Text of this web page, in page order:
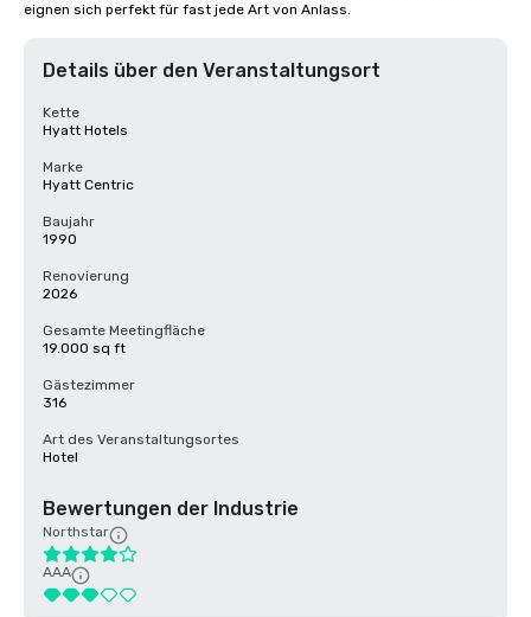
eignen sich perfekt für fast jede Art von Anlass.
Details über den Veranstaltungsort
Kette
Hyatt Hotels
Marke
Hyatt Centric
Baujahr
1990
Renovierung
2026
Gesamte Meetingfläche
19.000 sq ft
Gästezimmer
316
Art des Veranstaltungsortes
Hotel
Bewertungen der Industrie
Northstar
AAA